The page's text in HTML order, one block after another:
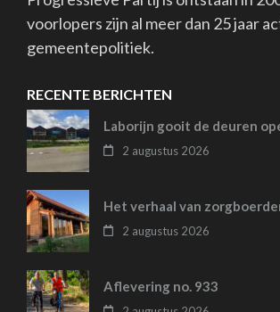
voorlopers zijn al meer dan 25 jaar
gemeentepolitiek.
RECENTE BERICHTEN
Laborijn gooit de deuren
2 augustus 2026
Het verhaal van
2 augustus 2026
Aflevering no. 933